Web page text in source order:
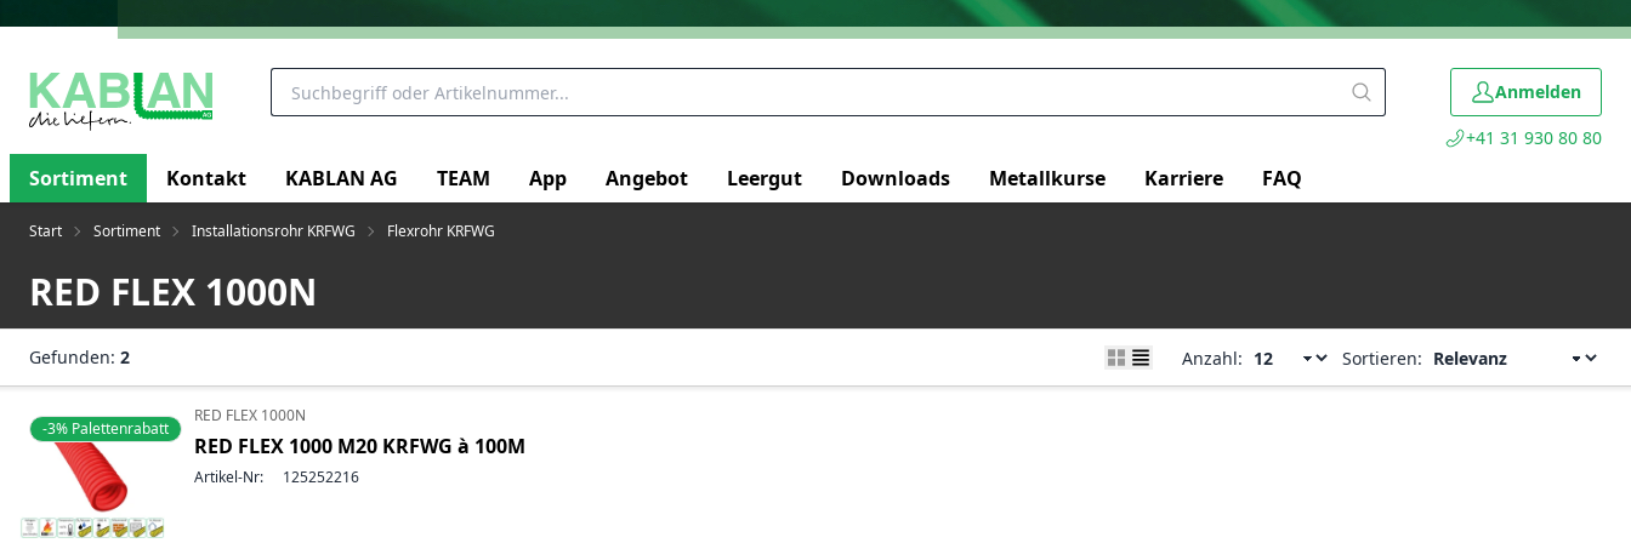
Anmelden
+41 31 930 80 80
Sortiment Kontakt KABLAN AG TEAM App Angebot Leergut Downloads Metallkurse Karriere FAQ
Start Sortiment Installationsrohr KRFWG Flexrohr KRFWG
RED FLEX 1000N
Gefunden: 2 Anzahl: Sortieren:
-3% Palettenrabatt
RED FLEX 1000N
RED FLEX 1000 M20 KRFWG à 100M
Artikel-Nr: 125252216